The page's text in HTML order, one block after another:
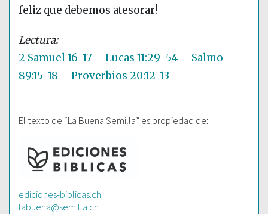
feliz que debemos atesorar!
2 Samuel 16-17 – Lucas 11:29-54 – Salmo
89:15-18 – Proverbios 20:12-13
El texto de “La Buena Semilla” es propiedad de:
ediciones-biblicas.ch
labuena@semilla.ch